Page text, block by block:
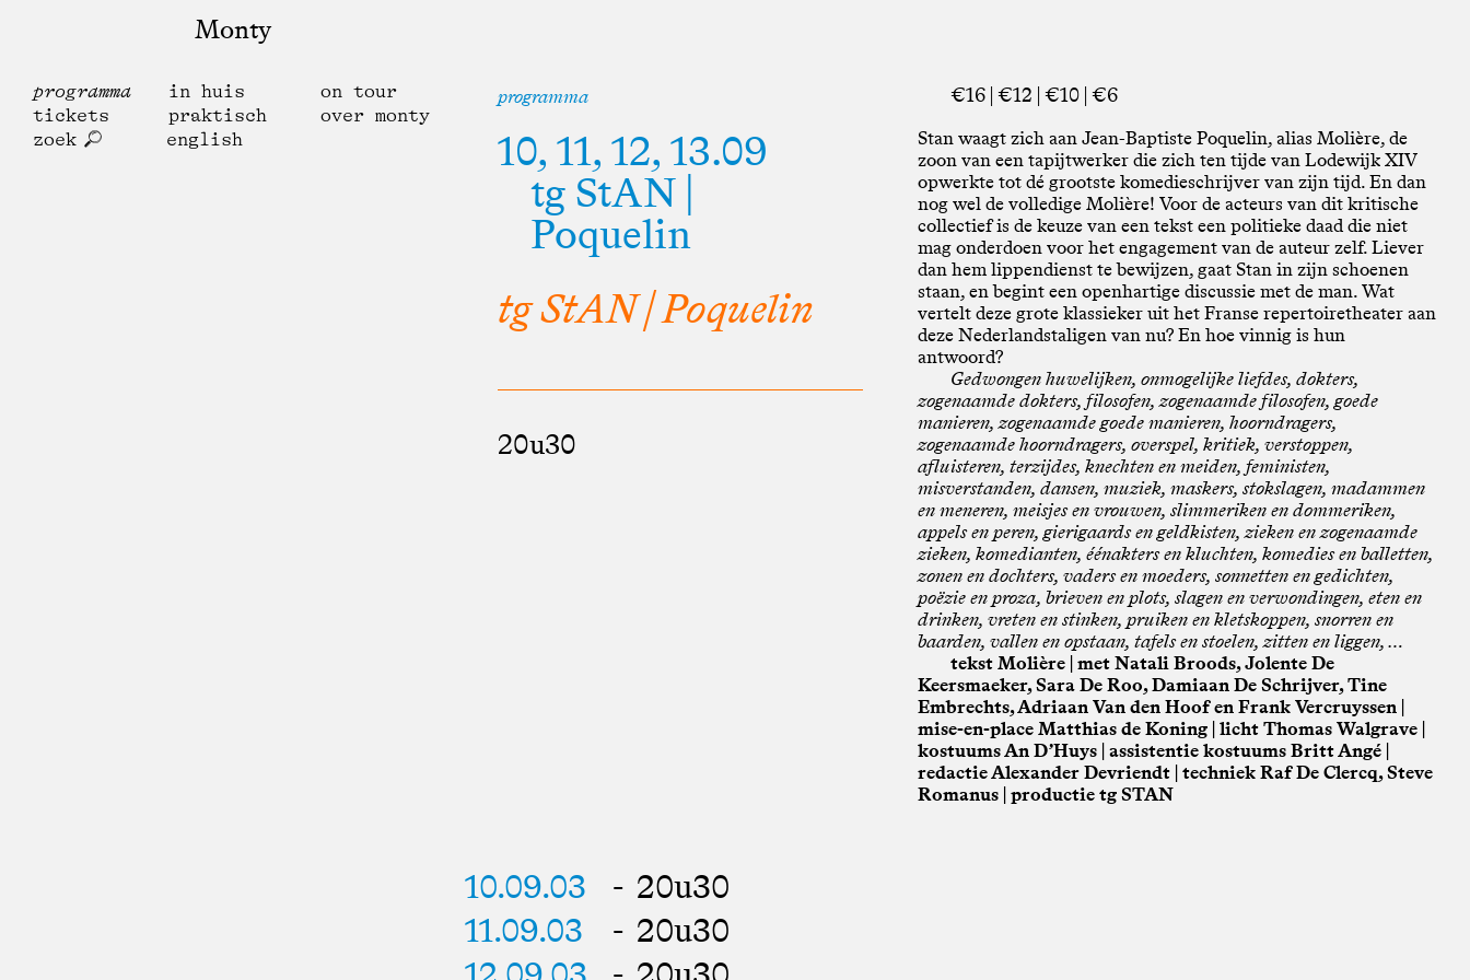
Monty
programma in huis
on tour
tickets
praktisch
over monty
zoek
english
programma
10, 11, 12, 13.09
tg StAN |
Poquelin
tg StAN | Poquelin
20u30
€16 | €12 | €10 | €6
Stan waagt zich aan Jean-Baptiste Poquelin, alias Molière, de
zoon van een tapijtwerker die zich ten tijde van Lodewijk XIV
opwerkte tot dé grootste komedieschrijver van zijn tijd. En dan
nog wel de volledige Molière! Voor de acteurs van dit kritische
collectief is de keuze van een tekst een politieke daad die niet
mag onderdoen voor het engagement van de auteur zelf. Liever
dan hem lippendienst te bewijzen, gaat Stan in zijn schoenen
staan, en begint een openhartige discussie met de man. Wat
vertelt deze grote klassieker uit het Franse repertoiretheater aan
deze Nederlandstaligen van nu? En hoe vinnig is hun
antwoord?
Gedwongen huwelijken, onmogelijke liefdes, dokters,
zogenaamde dokters, filosofen, zogenaamde filosofen, goede
manieren, zogenaamde goede manieren, hoorndragers,
zogenaamde hoorndragers, overspel, kritiek, verstoppen,
afluisteren, terzijdes, knechten en meiden, feministen,
misverstanden, dansen, muziek, maskers, stokslagen, madammen
en meneren, meisjes en vrouwen, slimmeriken en dommeriken,
appels en peren, gierigaards en geldkisten, zieken en zogenaamde
zieken, komedianten, éénakters en kluchten, komedies en balletten,
zonen en dochters, vaders en moeders, sonnetten en gedichten,
poëzie en proza, brieven en plots, slagen en verwondingen, eten en
drinken, vreten en stinken, pruiken en kletskoppen, snorren en
baarden, vallen en opstaan, tafels en stoelen, zitten en liggen, …
tekst Molière | met Natali Broods, Jolente De
Keersmaeker, Sara De Roo, Damiaan De Schrijver, Tine
Embrechts, Adriaan Van den Hoof en Frank Vercruyssen |
mise-en-place Matthias de Koning | licht Thomas Walgrave |
kostuums An D’Huys | assistentie kostuums Britt Angé |
redactie Alexander Devriendt | techniek Raf De Clercq, Steve
Romanus | productie tg STAN
10.09.03
- 20u30
11.09.03
- 20u30